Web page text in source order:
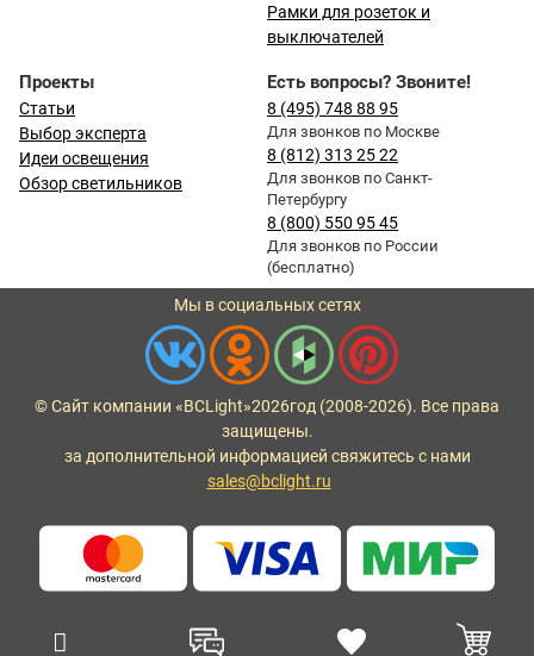
Рамки для розеток и
выключателей
Проекты
Статьи
Выбор эксперта
Идеи освещения
Обзор светильников
Есть вопросы? Звоните!
8 (495) 748 88 95
Для звонков по Москве
8 (812) 313 25 22
Для звонков по Санкт-
Петербургу
8 (800) 550 95 45
Для звонков по России
(бесплатно)
Мы в социальных сетях
© Сайт компании «BCLight»2026год (2008-2026). Все права
защищены.
за дополнительной информацией свяжитесь с нами
sales@bclight.ru